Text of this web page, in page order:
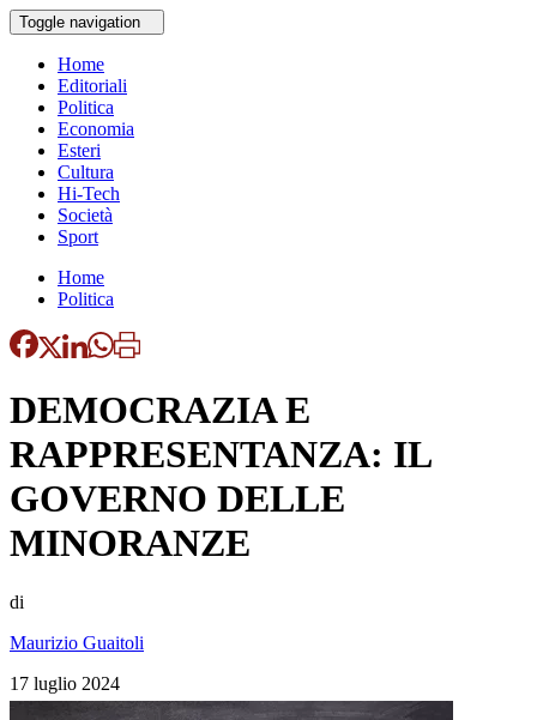
Toggle navigation
Home
Editoriali
Politica
Economia
Esteri
Cultura
Hi-Tech
Società
Sport
Home
Politica
DEMOCRAZIA E
RAPPRESENTANZA: IL
GOVERNO DELLE
MINORANZE
di
Maurizio Guaitoli
17 luglio 2024